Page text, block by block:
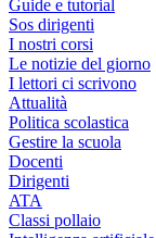
Guide e tutorial
Sos dirigenti
I nostri corsi
Le notizie del giorno
I lettori ci scrivono
Attualità
Politica scolastica
Gestire la scuola
Docenti
Dirigenti
ATA
Classi pollaio